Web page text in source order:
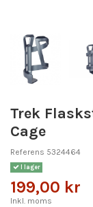
Trek
Cage
Referens 5324464
I lager
199,00 kr
Inkl. moms